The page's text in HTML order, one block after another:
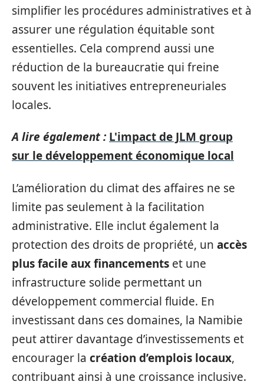
simplifier les procédures administratives et à
assurer une régulation équitable sont
essentielles. Cela comprend aussi une
réduction de la bureaucratie qui freine
souvent les initiatives entrepreneuriales
locales.
A lire également : L'impact de JLM group
sur le développement économique local
L’amélioration du climat des affaires ne se
limite pas seulement à la facilitation
administrative. Elle inclut également la
protection des droits de propriété, un accès
plus facile aux financements et une
infrastructure solide permettant un
développement commercial fluide. En
investissant dans ces domaines, la Namibie
peut attirer davantage d’investissements et
encourager la création d’emplois locaux,
contribuant ainsi à une croissance inclusive.